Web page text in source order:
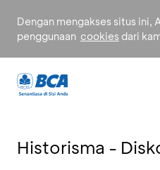
Dengan mengakses situs ini,
penggunaan cookies dari
Historisma -